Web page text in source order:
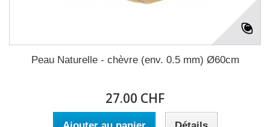
Peau Naturelle - chèvre (env. 0.5 mm) Ø60cm
27.00 CHF